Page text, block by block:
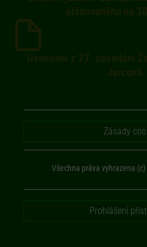
Zásady
Všechna práva vyhrazena
Prohlášení